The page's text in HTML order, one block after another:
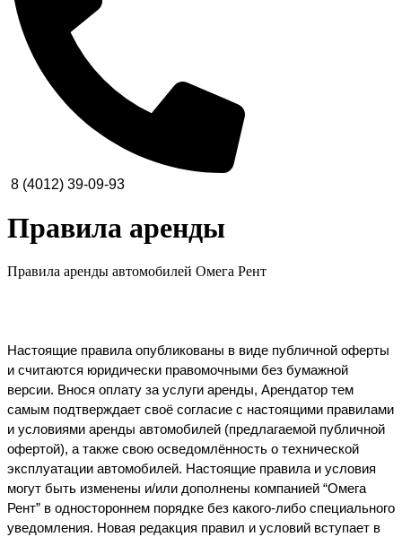
8 (4012) 39-09-93
Правила аренды
Правила аренды автомобилей Омега Рент
Настоящие правила опубликованы в виде публичной оферты
и считаются юридически правомочными без бумажной
версии. Внося оплату за услуги аренды, Арендатор тем
самым подтверждает своё согласие с настоящими правилами
и условиями аренды автомобилей (предлагаемой публичной
офертой), а также свою осведомлённость о технической
эксплуатации автомобилей. Настоящие правила и условия
могут быть изменены и/или дополнены компанией “Омега
Рент” в одностороннем порядке без какого-либо специального
уведомления. Новая редакция правил и условий вступает в